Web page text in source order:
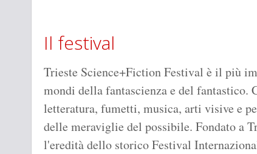
Il festival
Trieste Science+Fiction Festival è il più
mondi della fantascienza e del fantastico.
letteratura, fumetti, musica, arti visive e
delle meraviglie del possibile. Fondato a
l'eredità dello storico Festival